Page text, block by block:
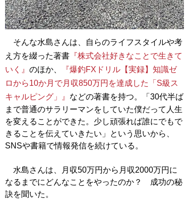
そんな水島さんは、自らのライフスタイルや考
え方を綴った著書 『株式会社好きなことで生きて
いく』 のほか、
『爆釣FXドリル【実録】知識ゼ
ロから10か月で月収850万円を達成した「S級ス
キャルピング」』 などの著書を持つ。「30代半ば
まで普通のサラリーマンをしていた僕だって人生
を変えることができた。少し頑張れば誰にでもで
きることを伝えていきたい」という思いから、
SNSや書籍で情報発信を続けている。
水島さんは、月収50万円から月収2000万円に
なるまでにどんなことをやったのか？ 成功の秘
訣を聞いた。